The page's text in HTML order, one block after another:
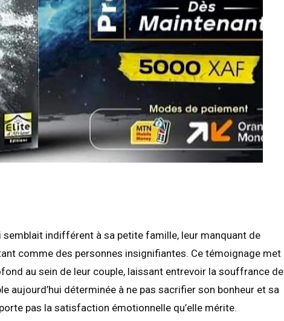
semblait indifférent à sa petite famille, leur manquant de
comme des personnes insignifiantes. Ce témoignage met
au sein de leur couple, laissant entrevoir la souffrance de
aujourd’hui déterminée à ne pas sacrifier son bonheur et sa
pas la satisfaction émotionnelle qu’elle mérite.